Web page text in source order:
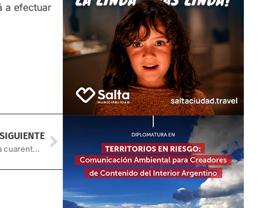
a efectuar
SIGUIENTE
Orán: Detienen a ocho personas en un Mercado por violar la cuarentena